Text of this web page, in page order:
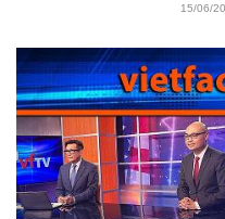
15/06/